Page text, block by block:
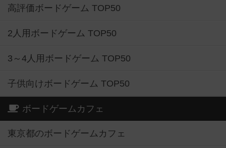
高評価ボードゲーム TOP50
2人用ボードゲーム TOP50
3～4人用ボードゲーム TOP50
子供向けボードゲーム TOP50
ボードゲームカフェ
東京都のボードゲームカフェ